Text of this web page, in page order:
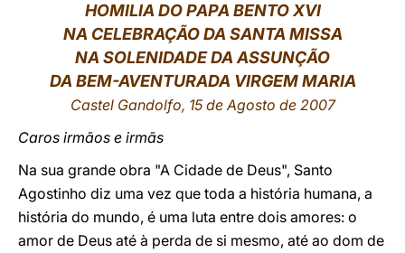
中文
LATINE
HOMILIA DO PAPA BENTO XVI
NA CELEBRAÇÃO DA SANTA MISSA
NA SOLENIDADE DA ASSUNÇÃO
DA BEM-AVENTURADA VIRGEM MARIA
Castel Gandolfo, 15 de Agosto de 2007
Caros irmãos e irmãs
Na sua grande obra "A Cidade de Deus", Santo
Agostinho diz uma vez que toda a história humana, a
história do mundo, é uma luta entre dois amores: o
amor de Deus até à perda de si mesmo, até ao dom de